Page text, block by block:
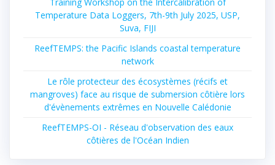
Temperature Data Loggers, 7th-9th July 2025, USP,
Suva, FIJI
ReefTEMPS: the Pacific Islands coastal temperature
network
Le rôle protecteur des écosystèmes (récifs et
mangroves) face au risque de submersion côtière lors
d'évènements extrêmes en Nouvelle Calédonie
ReefTEMPS-OI - Réseau d'observation des eaux
côtières de l'Océan Indien